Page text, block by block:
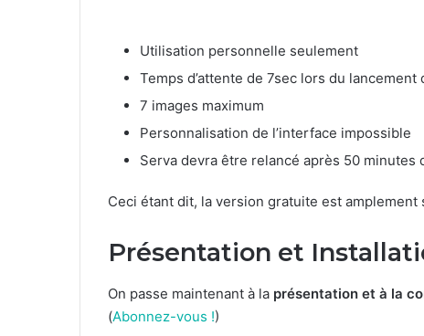
Utilisation personnelle seulement
Temps d’attente de 7sec lors du lancement
7 images maximum
Personnalisation de l’interface impossible
Serva devra être relancé après 50 minutes
Ceci étant dit, la version gratuite est
Présentation et
On passe maintenant à la présentation et à la
(Abonnez-vous !)